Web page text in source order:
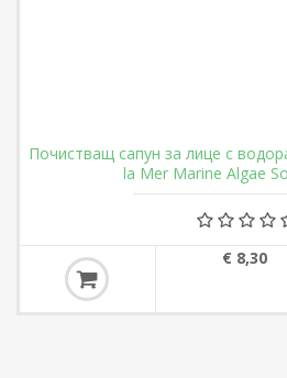
Почистващ сапун за лице с
la Mer Marine Algae
€ 8,30